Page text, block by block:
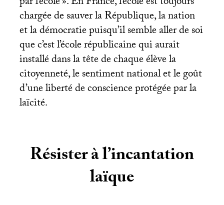
chargée de sauver la République, la nation
et la démocratie puisqu’il semble aller de soi
que c’est l’école républicaine qui aurait
installé dans la tête de chaque élève la
citoyenneté, le sentiment national et le goût
d’une liberté de conscience protégée par la
laïcité.
Résister à l’incantation
laïque